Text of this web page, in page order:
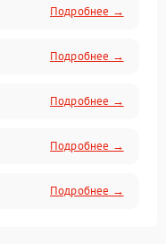
Подробнее →
Подробнее →
Подробнее →
Подробнее →
Подробнее →